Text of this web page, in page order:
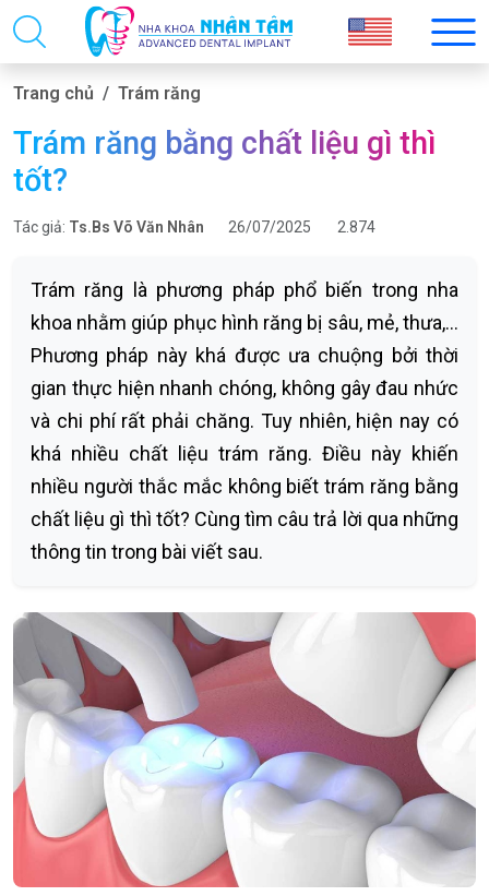
Trang chủ Trám răng
Trám răng bằng chất liệu gì thì
tốt?
Tác giả: Ts.Bs Võ Văn Nhân 26/07/2025 2.874
Trám răng là phương pháp phổ biến trong nha
khoa nhằm giúp phục hình răng bị sâu, mẻ, thưa,…
Phương pháp này khá được ưa chuộng bởi thời
gian thực hiện nhanh chóng, không gây đau nhức
và chi phí rất phải chăng. Tuy nhiên, hiện nay có
khá nhiều chất liệu trám răng. Điều này khiến
nhiều người thắc mắc không biết trám răng bằng
chất liệu gì thì tốt? Cùng tìm câu trả lời qua những
thông tin trong bài viết sau.